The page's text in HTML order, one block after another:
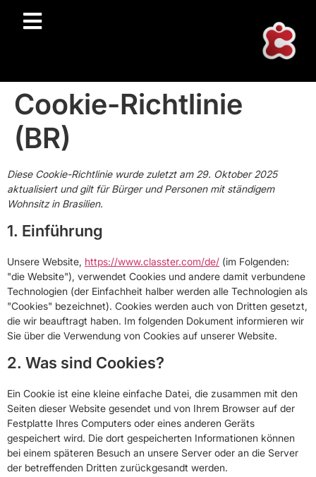
Cookie-Richtlinie
(BR)
Diese Cookie-Richtlinie wurde zuletzt am 29. Oktober 2025
aktualisiert und gilt für Bürger und Personen mit ständigem
Wohnsitz in Brasilien.
1. Einführung
Unsere Website, https://www.classter.com/de/ (im Folgenden:
"die Website"), verwendet Cookies und andere damit verbundene
Technologien (der Einfachheit halber werden alle Technologien als
"Cookies" bezeichnet). Cookies werden auch von Dritten gesetzt,
die wir beauftragt haben. Im folgenden Dokument informieren wir
Sie über die Verwendung von Cookies auf unserer Website.
2. Was sind Cookies?
Ein Cookie ist eine kleine einfache Datei, die zusammen mit den
Seiten dieser Website gesendet und von Ihrem Browser auf der
Festplatte Ihres Computers oder eines anderen Geräts
gespeichert wird. Die dort gespeicherten Informationen können
bei einem späteren Besuch an unsere Server oder an die Server
der betreffenden Dritten zurückgesandt werden.